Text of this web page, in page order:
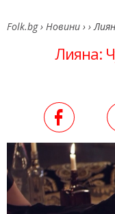
Folk.bg › Новини › ›
Лияна: